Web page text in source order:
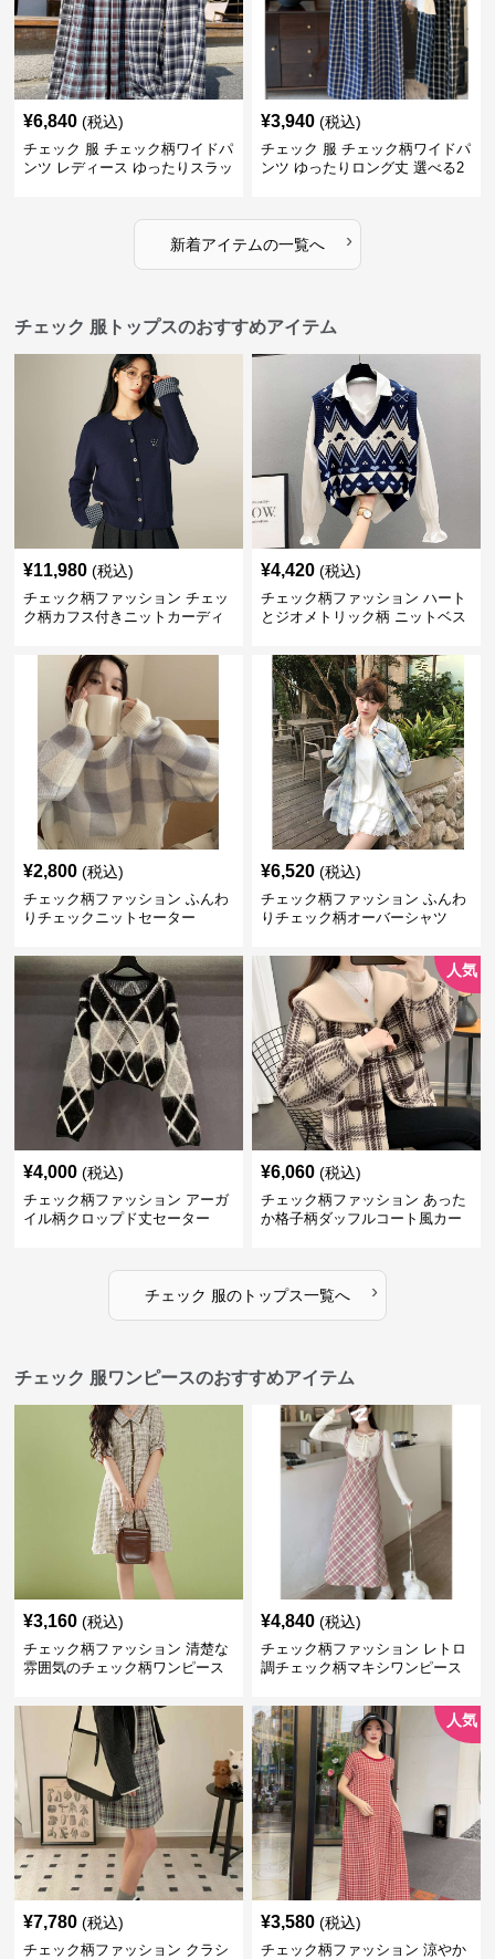
¥6,840 (税込)
チェック 服 チェック柄ワイドパ
ンツ レディース ゆったりスラッ
¥3,940 (税込)
チェック 服 チェック柄ワイドパ
ンツ ゆったりロング丈 選べる2
新着アイテムの一覧へ ›
チェック 服トップスのおすすめアイテム
¥11,980 (税込)
チェック柄ファッション チェッ
ク柄カフス付きニットカーディ
¥4,420 (税込)
チェック柄ファッション ハート
とジオメトリック柄 ニットベス
¥2,800 (税込)
チェック柄ファッション ふんわ
りチェックニットセーター
¥6,520 (税込)
チェック柄ファッション ふんわ
りチェック柄オーバーシャツ
¥4,000 (税込)
チェック柄ファッション アーガ
イル柄クロップド丈セーター
人気
¥6,060 (税込)
チェック柄ファッション あった
か格子柄ダッフルコート風カー
チェック 服のトップス一覧へ ›
チェック 服ワンピースのおすすめアイテム
¥3,160 (税込)
チェック柄ファッション 清楚な
雰囲気のチェック柄ワンピース
¥4,840 (税込)
チェック柄ファッション レトロ
調チェック柄マキシワンピース
¥7,780 (税込)
チェック柄ファッション クラシ
人気
¥3,580 (税込)
チェック柄ファッション 涼やか